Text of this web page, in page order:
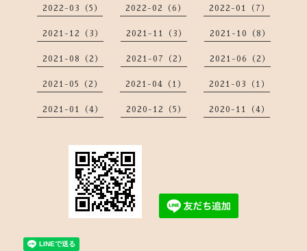
2022-03（5） 2022-02（6） 2022-01（7）
2021-12（3） 2021-11（3） 2021-10（8）
2021-08（2） 2021-07（2） 2021-06（2）
2021-05（2） 2021-04（1） 2021-03（1）
2021-01（4） 2020-12（5） 2020-11（4）